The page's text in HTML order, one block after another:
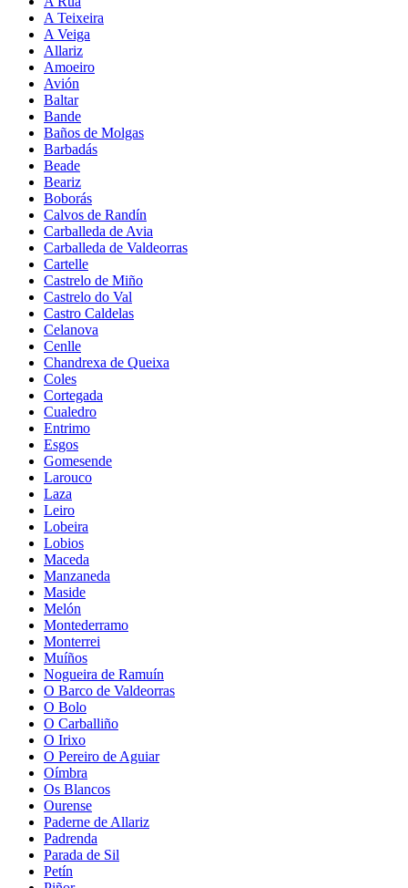
A Teixeira
A Veiga
Allariz
Amoeiro
Avión
Baltar
Bande
Baños de Molgas
Barbadás
Beade
Beariz
Boborás
Calvos de Randín
Carballeda de Avia
Carballeda de Valdeorras
Cartelle
Castrelo de Miño
Castrelo do Val
Castro Caldelas
Celanova
Cenlle
Chandrexa de Queixa
Coles
Cortegada
Cualedro
Entrimo
Esgos
Gomesende
Larouco
Laza
Leiro
Lobeira
Lobios
Maceda
Manzaneda
Maside
Melón
Montederramo
Monterrei
Muíños
Nogueira de Ramuín
O Barco de Valdeorras
O Bolo
O Carballiño
O Irixo
O Pereiro de Aguiar
Oímbra
Os Blancos
Ourense
Paderne de Allariz
Padrenda
Parada de Sil
Petín